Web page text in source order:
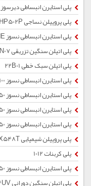
پلی استایرن انبساطی دیرسوز SE100
پلی پروپیلن نساجی HP502P
پلی استایرن انبساطی نسوز SE FINE
پلی اتیلن سنگین تزریقی 62N07
پلی اتیلن سبک خطی 22B01
پلی استایرن انبساطی نسوز SE100
پلی استایرن انبساطی نسوز SE150
پلی استایرن انبساطی نسوز SE350
پلی استایرن انبساطی نسوز SE250
پلی پروپیلن شیمیایی EPX548T
پلی کربنات 1012
پلی استایرن انبساطی نسوز SE50
پلی اتیلن سنگین دورانی 38504UV